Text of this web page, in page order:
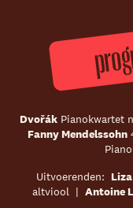
DvořákPianokwartet
Fanny Mendelssohn
Uitvoerenden:
altviool | Antoine